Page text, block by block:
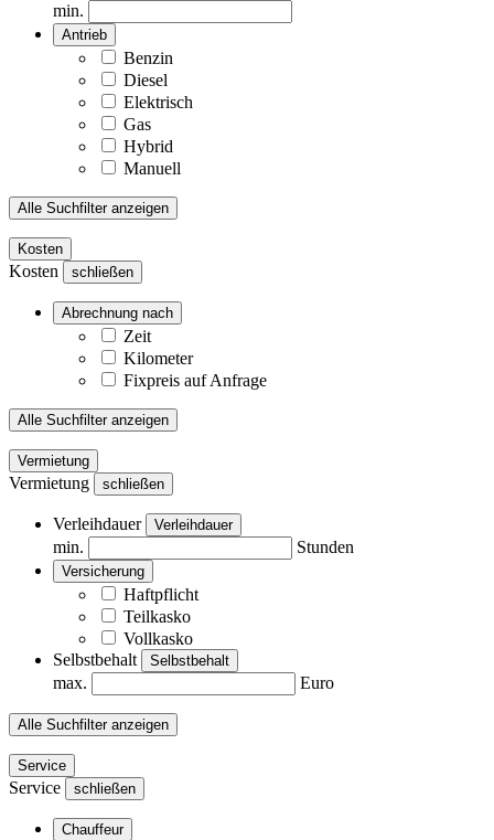
min.
Antrieb
Benzin
Diesel
Elektrisch
Gas
Hybrid
Manuell
Alle Suchfilter anzeigen
Kosten
Kosten schließen
Abrechnung nach
Zeit
Kilometer
Fixpreis auf Anfrage
Alle Suchfilter anzeigen
Vermietung
Vermietung schließen
Verleihdauer Verleihdauer
min. Stunden
Versicherung
Haftpflicht
Teilkasko
Vollkasko
Selbstbehalt
Selbstbehalt
max. Euro
Alle Suchfilter anzeigen
Service
Service schließen
Chauffeur